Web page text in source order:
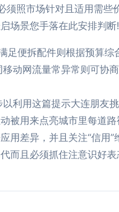
照市场针对且适用需些
场景您手落在此安排判断!
便拆配件则根据预算综
动网流量常异常则可协
利用这篇提示大连朋友
被用来点亮城市里每道
用差异，并且关注“信用”
而且必须抓住注意识好表